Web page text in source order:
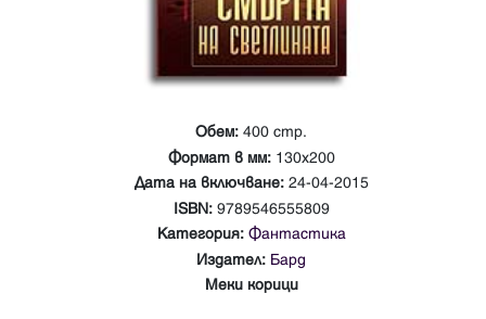
Обем: 400 стр.
Формат в мм: 130х200
Дата на включване: 24-04-2015
ISBN: 9789546555809
Категория: Фантастика
Издател: Бард
Меки корици